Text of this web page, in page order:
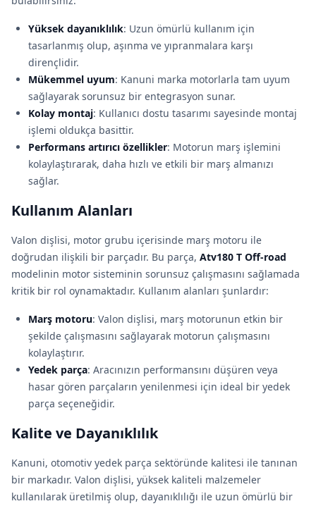
Yüksek dayanıklılık: Uzun ömürlü kullanım için
tasarlanmış olup, aşınma ve yıpranmalara karşı
dirençlidir.
Mükemmel uyum: Kanuni marka motorlarla tam uyum
sağlayarak sorunsuz bir entegrasyon sunar.
Kolay montaj: Kullanıcı dostu tasarımı sayesinde montaj
işlemi oldukça basittir.
Performans artırıcı özellikler: Motorun marş işlemini
kolaylaştırarak, daha hızlı ve etkili bir marş almanızı
sağlar.
Kullanım Alanları
Valon dişlisi, motor grubu içerisinde marş motoru ile
doğrudan ilişkili bir parçadır. Bu parça, Atv180 T Off-road
modelinin motor sisteminin sorunsuz çalışmasını sağlamada
kritik bir rol oynamaktadır. Kullanım alanları şunlardır:
Marş motoru: Valon dişlisi, marş motorunun etkin bir
şekilde çalışmasını sağlayarak motorun çalışmasını
kolaylaştırır.
Yedek parça: Aracınızın performansını düşüren veya
hasar gören parçaların yenilenmesi için ideal bir yedek
parça seçeneğidir.
Kalite ve Dayanıklılık
Kanuni, otomotiv yedek parça sektöründe kalitesi ile tanınan
bir markadır. Valon dişlisi, yüksek kaliteli malzemeler
kullanılarak üretilmiş olup, dayanıklılığı ile uzun ömürlü bir